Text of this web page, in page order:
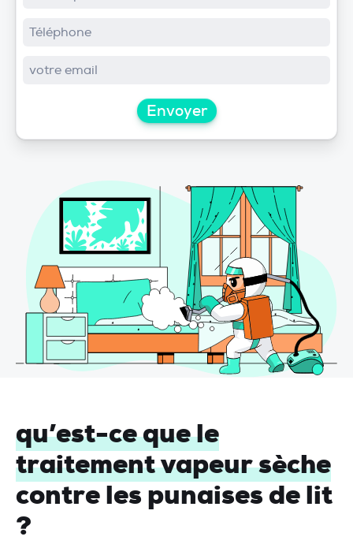
Envoyer
qu’est-ce que le
traitement vapeur sèche
contre les punaises de lit
?